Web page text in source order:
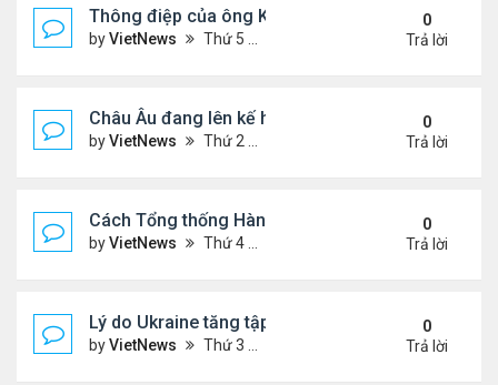
Thông điệp của ông Kim Jong-un khi đưa con gái
byVietNews Thứ 5 Tháng 9 04, 2025 4:12 pm
0
Trả lời
Châu Âu đang lên kế hoạch chi tiết về ý tưởng
byVietNews Thứ 2 Tháng 9 01, 2025 3:55 pm
0
Trả lời
Cách Tổng thống Hàn Quốc dập lửa căng thẳng
byVietNews Thứ 4 Tháng 8 27, 2025 4:57 pm
0
Trả lời
Lý do Ukraine tăng tập kích hạ tầng dầu mỏ Nga
byVietNews Thứ 3 Tháng 8 26, 2025 5:25 pm
0
Trả lời